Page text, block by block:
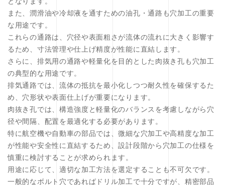
また、潤滑油や冷却液を通すための油孔・通路も穴加工の重要
な用途です。
これらの通路は、穴径や表面粗さが流体の流れに大きく影響す
るため、寸法管理や仕上げ精度が性能に直結します。
さらに、排気用の通路や軽量化を目的とした肉抜き孔も穴加工
の典型的な用途です。
排気通路では、流体の抵抗を最小化しつつ耐久性を確保するた
め、穴形状や表面仕上げが重要になります。
肉抜き孔では、構造強度と軽量化のバランスを考慮しながら穴
径や間隔、配置を最適化する必要があります。
特に航空機や自動車の部品では、微細な穴加工や高精度な加工
が性能や安全性に直結するため、設計段階から穴加工の仕様を
慎重に検討することが求められます。
用途に応じて、適切な加工方法を選定することも不可欠です。
一般的なボルト穴であればドリル加工で十分ですが、精密部品